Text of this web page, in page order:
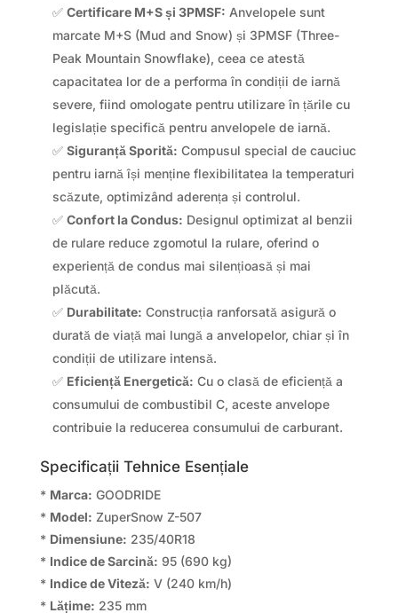
✅ Certificare M+S și 3PMSF: Anvelopele sunt
marcate M+S (Mud and Snow) și 3PMSF (Three-
Peak Mountain Snowflake), ceea ce atestă
capacitatea lor de a performa în condiții de iarnă
severe, fiind omologate pentru utilizare în țările cu
legislație specifică pentru anvelopele de iarnă.
✅ Siguranță Sporită: Compusul special de cauciuc
pentru iarnă își menține flexibilitatea la temperaturi
scăzute, optimizând aderența și controlul.
✅ Confort la Condus: Designul optimizat al benzii
de rulare reduce zgomotul la rulare, oferind o
experiență de condus mai silențioasă și mai
plăcută.
✅ Durabilitate: Construcția ranforsată asigură o
durată de viață mai lungă a anvelopelor, chiar și în
condiții de utilizare intensă.
✅ Eficiență Energetică: Cu o clasă de eficiență a
consumului de combustibil C, aceste anvelope
contribuie la reducerea consumului de carburant.
Specificații Tehnice Esențiale
* Marca: GOODRIDE
* Model: ZuperSnow Z-507
* Dimensiune: 235/40R18
* Indice de Sarcină: 95 (690 kg)
* Indice de Viteză: V (240 km/h)
* Lățime: 235 mm